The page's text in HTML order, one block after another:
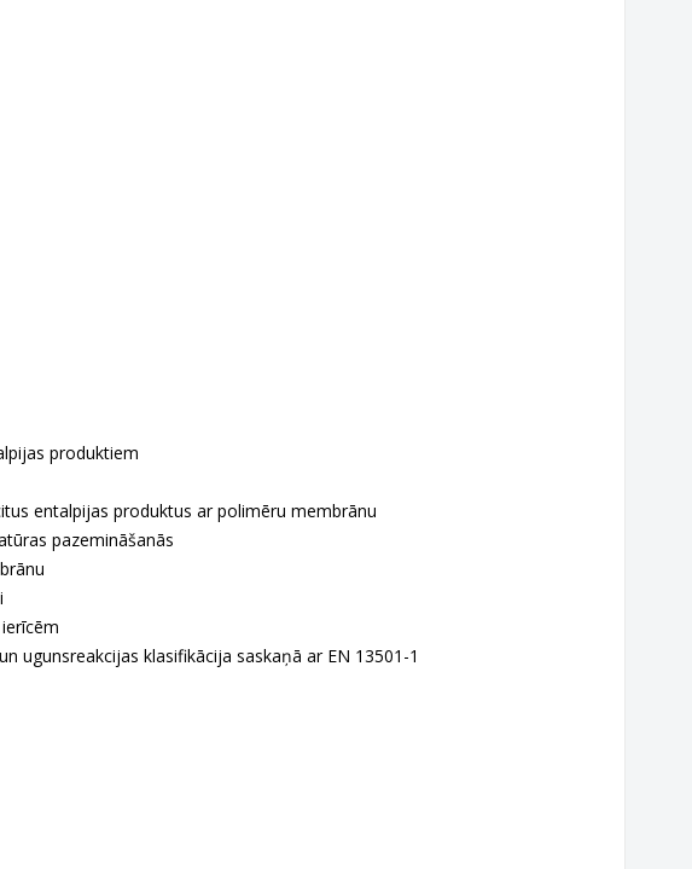
produktiem
entalpijas produktus ar polimēru membrānu
pazemināšanās
ugunsreakcijas klasifikācija saskaņā ar EN 13501-1